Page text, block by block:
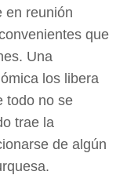
en reunión
que
Una
los libera
todo no se
trae la
de algún